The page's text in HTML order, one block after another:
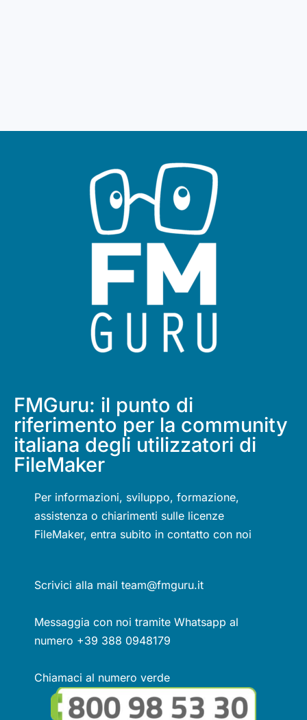
FMGuru: il punto di
riferimento per la community
italiana degli utilizzatori di
FileMaker
Per informazioni, sviluppo, formazione,
assistenza o chiarimenti sulle licenze
FileMaker, entra subito in contatto con noi
Scrivici alla mail team@fmguru.it
Messaggia con noi tramite Whatsapp al
numero +39 388 0948179
Chiamaci al numero verde